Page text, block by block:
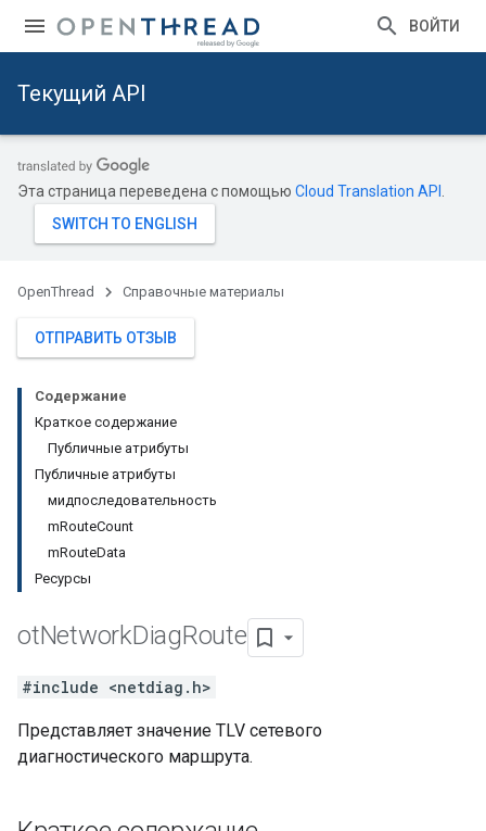
ВОЙТИ
Текущий API
Эта страница переведена с помощью Cloud Translation API
OpenThread Справочные материалы
ОТПРАВИТЬ ОТЗЫВ
Содержание
Краткое содержание
Публичные атрибуты
Публичные атрибуты
мидпоследовательность
mRouteCount
mRouteData
Ресурсы
otNetworkDiagRoute
#include <netdiag.h>
Представляет значение TLV сетевого
диагностического маршрута.